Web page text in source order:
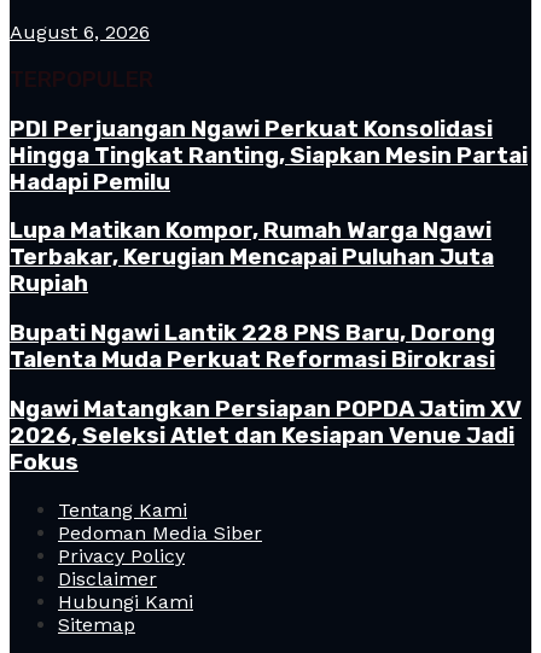
August 6, 2026
TERPOPULER
PDI Perjuangan Ngawi Perkuat Konsolidasi
Hingga Tingkat Ranting, Siapkan Mesin Partai
Hadapi Pemilu
Lupa Matikan Kompor, Rumah Warga Ngawi
Terbakar, Kerugian Mencapai Puluhan Juta
Rupiah
Bupati Ngawi Lantik 228 PNS Baru, Dorong
Talenta Muda Perkuat Reformasi Birokrasi
Ngawi Matangkan Persiapan POPDA Jatim XV
2026, Seleksi Atlet dan Kesiapan Venue Jadi
Fokus
Tentang Kami
Pedoman Media Siber
Privacy Policy
Disclaimer
Hubungi Kami
Sitemap